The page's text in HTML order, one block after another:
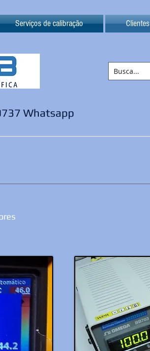
Serviços de calibração Clientes
Whatsapp